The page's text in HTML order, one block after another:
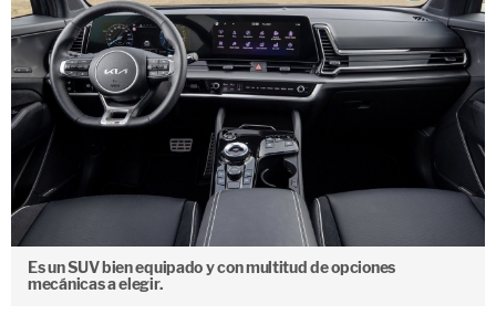
Es un SUV bien equipado y con multitud de opciones
mecánicas a elegir.